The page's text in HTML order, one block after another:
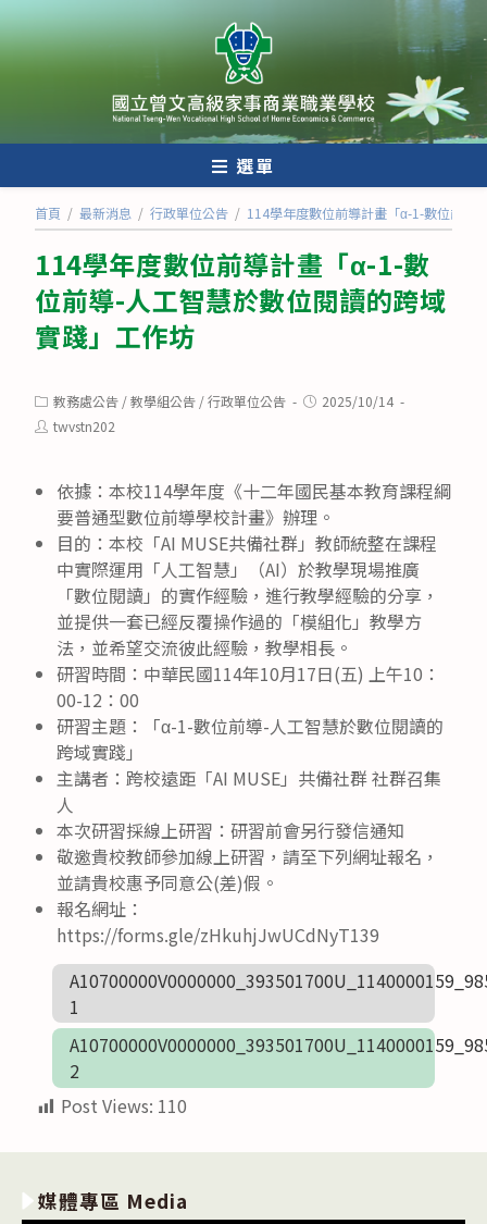
跳
轉
至
內
選單
首頁 / 最新消息 / 行政單位公告 / 114學年度數位前導計畫「α-1-數位前導
114學年度數位前導計畫「α-1-數
位前導-人工智慧於數位閱讀的跨域
實踐」工作坊
Post
category:
教務處公告 /教學組公告 /行政單位公告
Post2025/10/14
Posttwvstn202
依據：本校114學年度《十二年國民基本教育課程綱
要普通型數位前導學校計畫》辦理。
目的：本校「AI MUSE共備社群」教師統整在課程
中實際運用「人工智慧」（AI）於教學現場推廣
「數位閱讀」的實作經驗，進行教學經驗的分享，
並提供一套已經反覆操作過的「模組化」教學方
法，並希望交流彼此經驗，教學相長。
研習時間：中華民國114年10月17日(五) 上午10：
00-12：00
研習主題：「α-1-數位前導-人工智慧於數位閱讀的
跨域實踐」
主講者：跨校遠距「AI MUSE」共備社群 社群召集
人
本次研習採線上研習：研習前會另行發信通知
敬邀貴校教師參加線上研習，請至下列網址報名，
並請貴校惠予同意公(差)假。
報名網址：
https://forms.gle/zHkuhjJwUCdNyT139
1
2
Post Views: 110
媒體專區 Media